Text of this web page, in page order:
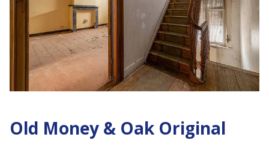
Old Money & Oak Original